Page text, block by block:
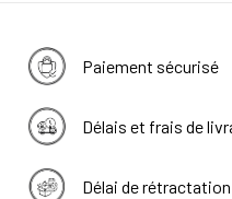
Paiement sécurisé
Délais et frais de
Délai de rétractation